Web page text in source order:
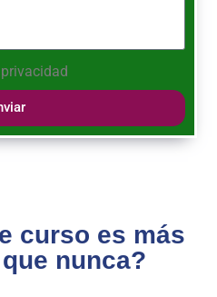
curso es más
nunca?